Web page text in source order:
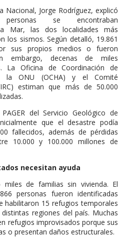
Nacional, Jorge Rodríguez, explicó
se encontraban
Mar, las dos localidades más
los sismos. Según detalló, 19.861
sus propios medios o fueron
embargo, decenas de miles
La Oficina de Coordinación de
la ONU (OCHA) y el Comité
estiman que más de 50.000
del Servicio Geológico de
que el desastre podía
fallecidos, además de pérdidas
10.000 y 100.000 millones de
necesitan ayuda
de familias sin vivienda. El
personas fueron identificadas
habilitaron 15 refugios temporales
regiones del país. Muchas
refugios improvisados porque sus
o presentan daños estructurales.